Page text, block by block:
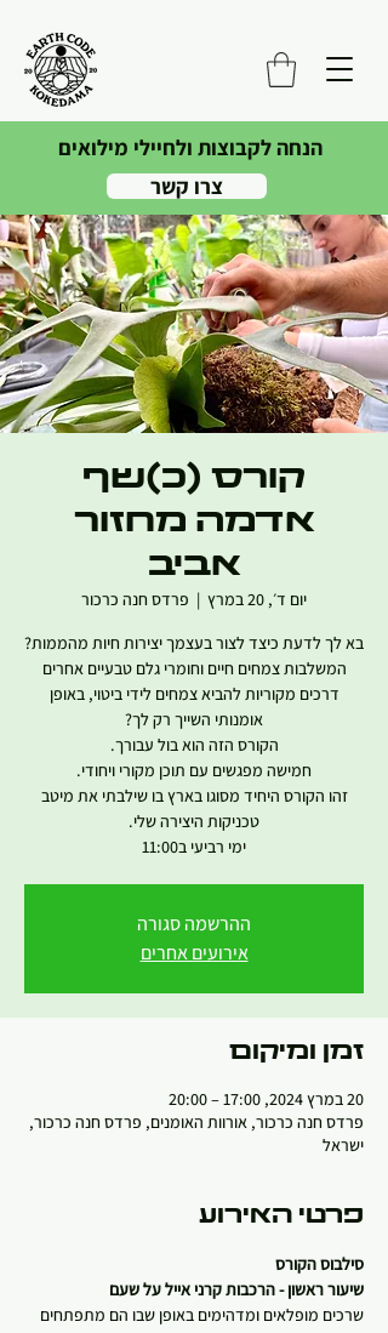
הנחה לקבוצות ולחיילי מילואים
צרו קשר
קורס (כ)שף
אדמה מחזור
אביב
יום ד׳, 20 במרץ
  |
פרדס חנה כרכור
דרכים מקוריות להביא צמחים לידי ביטוי, באופן
זהו הקורס היחיד מסוגו בארץ בו שילבתי את מיטב
ימי רביעי ב11:00
ההרשמה סגורה
אירועים אחרים
זמן ומיקום
20 במרץ 2024, 17:00 – 20:00
פרדס חנה כרכור, אורוות האומנים, פרדס חנה כרכור,
ישראל
פרטי האירוע
סילבוס הקורס
שיעור ראשון - הרכבות קרני אייל על שעם
שרכים מופלאים ומדהימים באופן שבו הם מתפתחים